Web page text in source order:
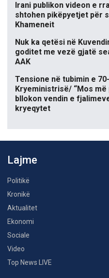
Irani publikon videon e
shtohen pikëpyetjet për
Khameneit
Nuk ka qetësi në
goditet me vezë gjatë
AAK
Tensione në tubimin e
Kryeministrisë/ “Mos
bllokon vendin e
kryeqytet
Lajme
Politikë
Kronikë
Aktualitet
Ekonomi
Sociale
Video
Top News LIVE